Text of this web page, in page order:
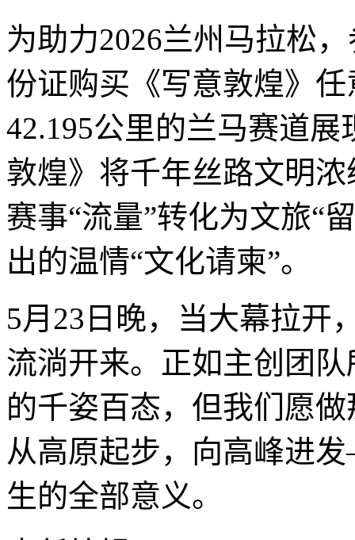
为助力2026兰州马拉松
份证购买《写意敦煌》
42.195公里的兰马赛道
敦煌》将千年丝路文明
赛事“流量”转化为文旅“
出的温情“文化请柬”。
5月23日晚，当大幕拉开
流淌开来。正如主创团
的千姿百态，但我们愿
从高原起步，向高峰进
生的全部意义。